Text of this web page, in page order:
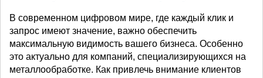
В современном цифровом мире, где каждый клик и
запрос имеют значение, важно обеспечить
максимальную видимость вашего бизнеса. Особенно
это актуально для компаний, специализирующихся на
металлообработке. Как привлечь внимание клиентов